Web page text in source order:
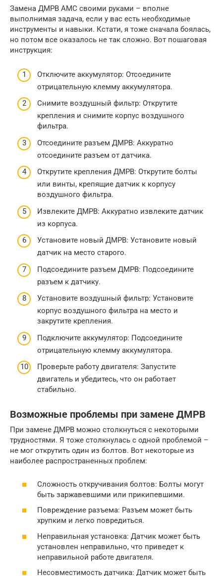
Замена ДМРВ AMC своими руками – вполне
выполнимая задача, если у вас есть необходимые
инструменты и навыки. Кстати, я тоже сначала боялась,
но потом все оказалось не так сложно. Вот пошаговая
инструкция:
Отключите аккумулятор: Отсоедините
отрицательную клемму аккумулятора.
Снимите воздушный фильтр: Открутите
крепления и снимите корпус воздушного
фильтра.
Отсоедините разъем ДМРВ: Аккуратно
отсоедините разъем от датчика.
Открутите крепления ДМРВ: Открутите болты
или винты, крепящие датчик к корпусу
воздушного фильтра.
Извлеките ДМРВ: Аккуратно извлеките датчик
из корпуса.
Установите новый ДМРВ: Установите новый
датчик на место старого.
Подсоедините разъем ДМРВ: Подсоедините
разъем к датчику.
Установите воздушный фильтр: Установите
корпус воздушного фильтра на место и
закрутите крепления.
Подключите аккумулятор: Подсоедините
отрицательную клемму аккумулятора.
Проверьте работу двигателя: Запустите
двигатель и убедитесь, что он работает
стабильно.
Возможные проблемы при замене ДМРВ
При замене ДМРВ можно столкнуться с некоторыми
трудностями. Я тоже столкнулась с одной проблемой –
не мог открутить один из болтов. Вот некоторые из
наиболее распространенных проблем:
Сложность откручивания болтов: Болты могут
быть заржавевшими или прикипевшими.
Повреждение разъема: Разъем может быть
хрупким и легко повредиться.
Неправильная установка: Датчик может быть
установлен неправильно, что приведет к
неправильной работе двигателя.
Несовместимость датчика: Датчик может быть